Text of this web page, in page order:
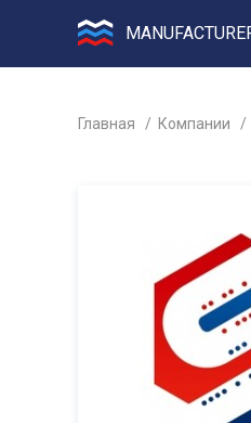
Главная Компании